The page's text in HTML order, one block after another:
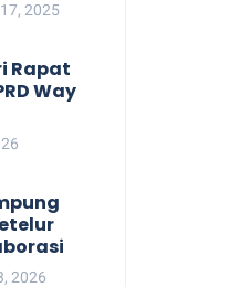
2025
Rapat
Way
2026